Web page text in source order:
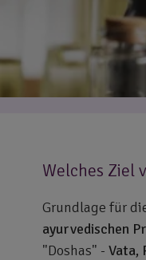
Welches Ziel
Grundlage für
ayurvedischen
"Doshas" - Vata,